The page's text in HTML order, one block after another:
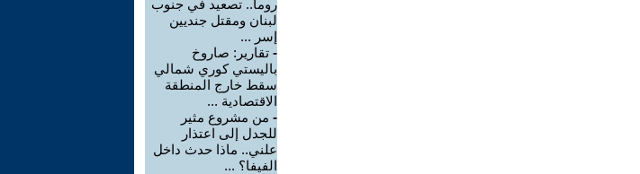
روما.. تصعيد في جنوب
لبنان ومقتل جنديين
إسر ...
- تقارير: صاروخ
باليستي كوري شمالي
سقط خارج المنطقة
الاقتصادية ...
- من مشروع مثير
للجدل إلى اعتذار
علني.. ماذا حدث داخل
الفيفا؟ ...